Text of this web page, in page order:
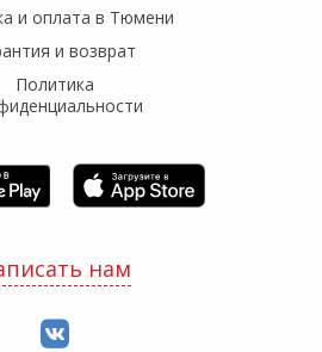
и оплата в Тюмени
и возврат
Политика
нам